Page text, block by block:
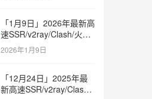
「1月9日」2026年最新高
速SSR/v2ray/Clash/火箭
节点免费分享
2026年1月9日
「12月24日」2025年最
新高速SSR/v2ray/Clash/